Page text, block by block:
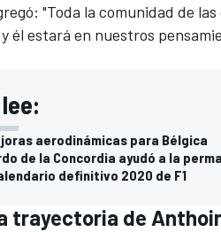
"Toda la comunidad de
él estará en nuestros
aerodinámicas para Bélgica
de la Concordia ayudó a la
definitivo 2020 de F1
trayectoria de